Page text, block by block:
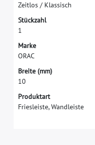
Zeitlos / Klassisch
Stückzahl
1
Marke
ORAC
Breite (mm)
10
Produktart
Friesleiste, Wandleiste